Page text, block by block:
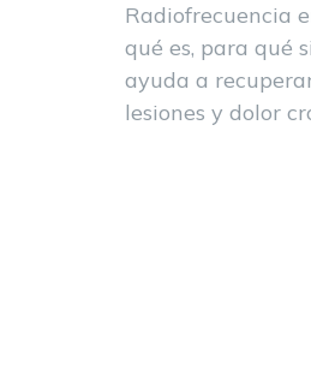
Radiofrecuencia
qué es, para qué
ayuda a
lesiones y dolor